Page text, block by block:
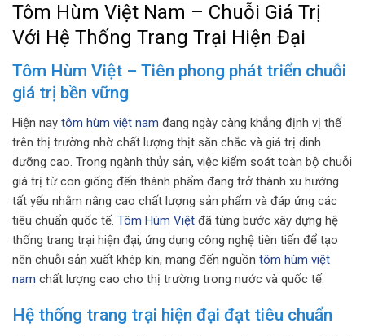
Tôm Hùm Việt Nam – Chuỗi Giá Trị
Với Hệ Thống Trang Trại Hiện Đại
Tôm Hùm Việt – Tiên phong phát triển chuỗi
giá trị bền vững
Hiện nay tôm hùm việt nam đang ngày càng khẳng định vị thế
trên thị trường nhờ chất lượng thịt săn chắc và giá trị dinh
dưỡng cao. Trong ngành thủy sản, việc kiểm soát toàn bộ chuỗi
giá trị từ con giống đến thành phẩm đang trở thành xu hướng
tất yếu nhằm nâng cao chất lượng sản phẩm và đáp ứng các
tiêu chuẩn quốc tế. Tôm Hùm Việt đã từng bước xây dựng hệ
thống trang trại hiện đại, ứng dụng công nghệ tiên tiến để tạo
nên chuỗi sản xuất khép kín, mang đến nguồn tôm hùm việt
nam chất lượng cao cho thị trường trong nước và quốc tế.
Hệ thống trang trại hiện đại đạt tiêu chuẩn